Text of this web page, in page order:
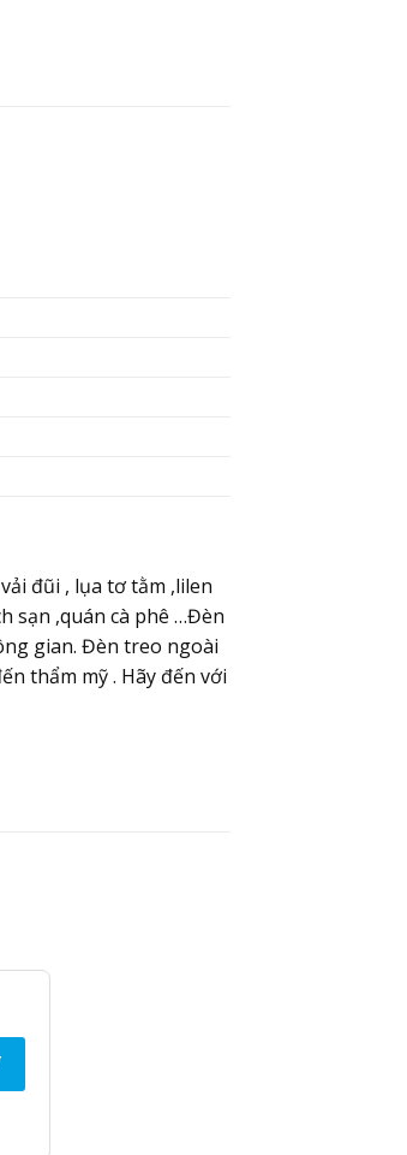
đũi , lụa tơ tằm ,lilen
sạn ,quán cà phê …Đèn
gian. Đèn treo ngoài
thẩm mỹ . Hãy đến với